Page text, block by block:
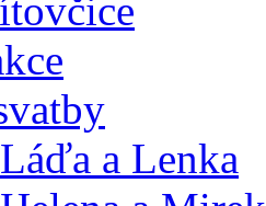
a Lenka